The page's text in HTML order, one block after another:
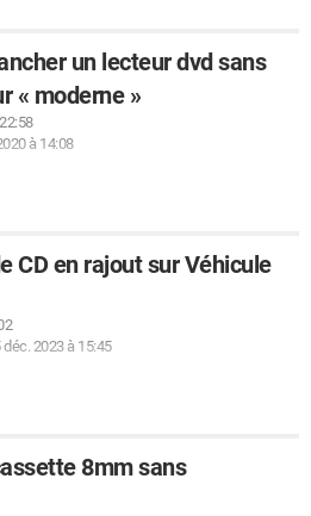
un lecteur dvd sans
« moderne »
à 14:08
CD en rajout sur Véhicule
déc. 2023 à 15:45
8mm sans